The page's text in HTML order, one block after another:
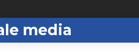
media